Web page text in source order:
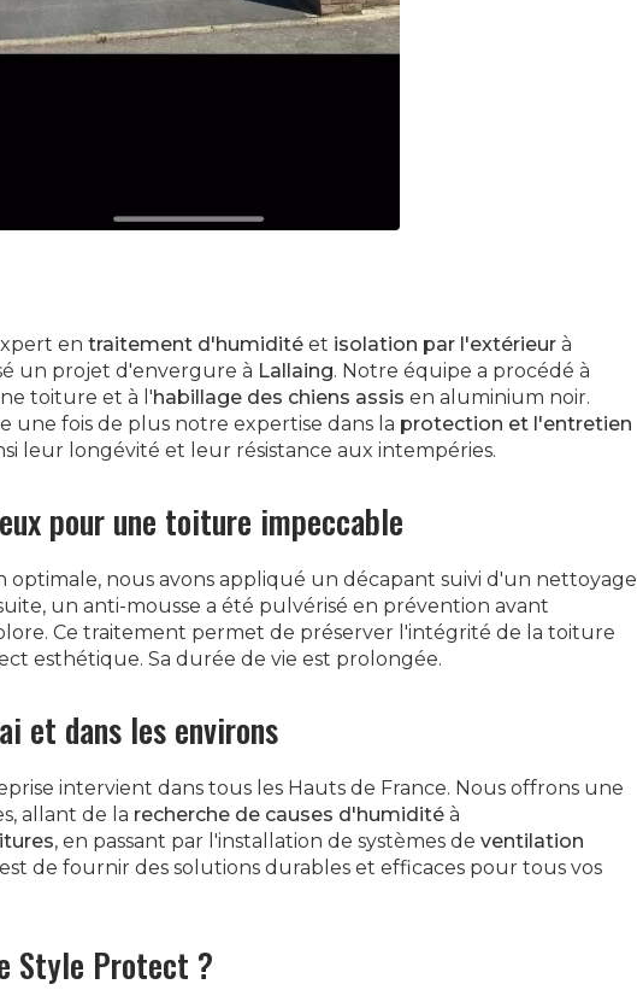
en traitement d'humidité et isolation par l'extérieur à
un projet d'envergure à Lallaing. Notre équipe a procédé à
toiture et à l'habillage des chiens assis en aluminium noir.
fois de plus notre expertise dans la protection et l'entretien
leur longévité et leur résistance aux intempéries.
pour une toiture impeccable
nous avons appliqué un décapant suivi d'un nettoyage
un anti-mousse a été pulvérisé en prévention avant
Ce traitement permet de préserver l'intégrité de la toiture
esthétique. Sa durée de vie est prolongée.
et dans les environs
intervient dans tous les Hauts de France. Nous offrons une
allant de la recherche de causes d'humidité à
, en passant par l'installation de systèmes de ventilation
de fournir des solutions durables et efficaces pour tous vos
Style Protect ?